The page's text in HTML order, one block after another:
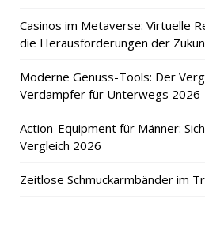
Casinos im Metaverse: Virtuelle
die Herausforderungen der
Moderne Genuss-Tools: Der
Verdampfer für Unterwegs 2026
Action-Equipment für Männer:
Vergleich 2026
Zeitlose Schmuckarmbänder im